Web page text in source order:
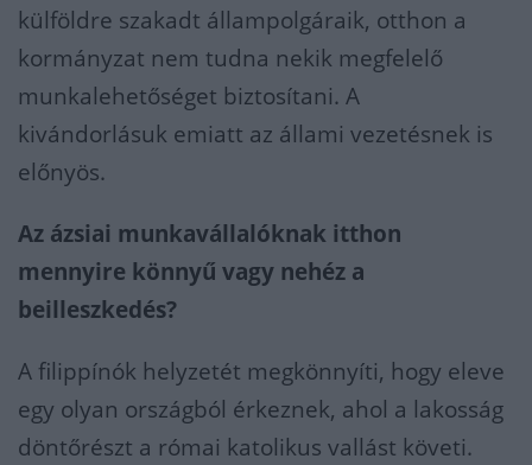
külföldre szakadt állampolgáraik, otthon a
kormányzat nem tudna nekik megfelelő
munkalehetőséget biztosítani. A
kivándorlásuk emiatt az állami vezetésnek is
előnyös.
Az ázsiai munkavállalóknak itthon
mennyire könnyű vagy nehéz a
beilleszkedés?
A filippínók helyzetét megkönnyíti, hogy eleve
egy olyan országból érkeznek, ahol a lakosság
döntőrészt a római katolikus vallást követi.